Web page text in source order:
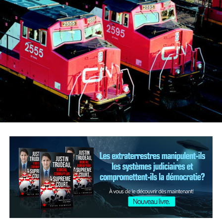
comme celles annoncées dans l’énoncé économique de
l’an dernier, la mise à jour dressera le tableau du budget
fédéral de 2020 et devrait indiquer comment les
mesures de 2018 ont été utilisées.
Les données sur l’investissement des entreprises sont
mitigées depuis l’entrée en vigueur des nouvelles règles.
L’incertitude entourant le nouvel accord de libre-
échange entre le Canada, les États-Unis et le Mexique
(ACEUM) devrait disparaître lorsqu’il sera ratifié. Cela
pourrait encourager les entreprises à utiliser davantage